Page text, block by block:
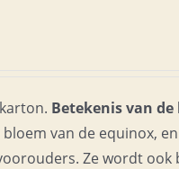
Betekenis van de
van de equinox,
Ze wordt ook